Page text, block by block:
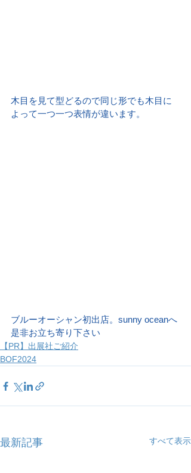
木目を見て型どるので同じ形でも木目に
よって一つ一つ表情が違います。
ブルーオーシャン初出店。sunny oceanへ
是非お立ち寄り下さい
【PR】出展社ご紹介
BOF2024
最新記事 すべて表示